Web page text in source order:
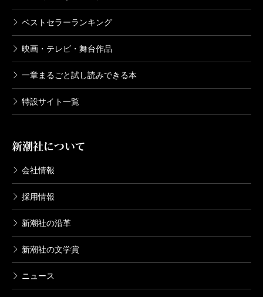
ベストセラーランキング
映画・テレビ・舞台作品
一章まるごと試し読みできる本
特設サイト一覧
新潮社について
会社情報
採用情報
新潮社の沿革
新潮社の文学賞
ニュース